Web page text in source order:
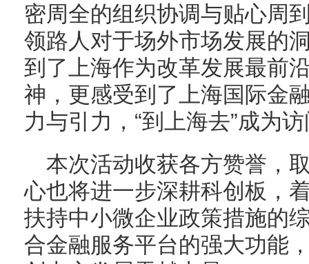
密周全的组织协调与贴心周
领路人对于场外市场发展的
到了上海作为改革发展最前
神，更感受到了上海国际金
力与引力，“到上海去”成为
本次活动收获各方赞誉，
心也将进一步深耕科创板，
扶持中小微企业政策措施的
合金融服务平台的强大功能